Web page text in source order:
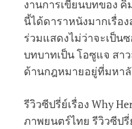
งานการเขียนบทของ
นี้ได้ดาราหนังมากเรื่อ
ร่วมแสดงไม่ว่าจะเป็น
บทบาทเป็น โอซูแจ สา
ด้านกฎหมายอยู่ที่มหา
รีวิวซีปรี่ย์เรื่อง Why
ภาพยนตร์ไทย รีวิวซีป